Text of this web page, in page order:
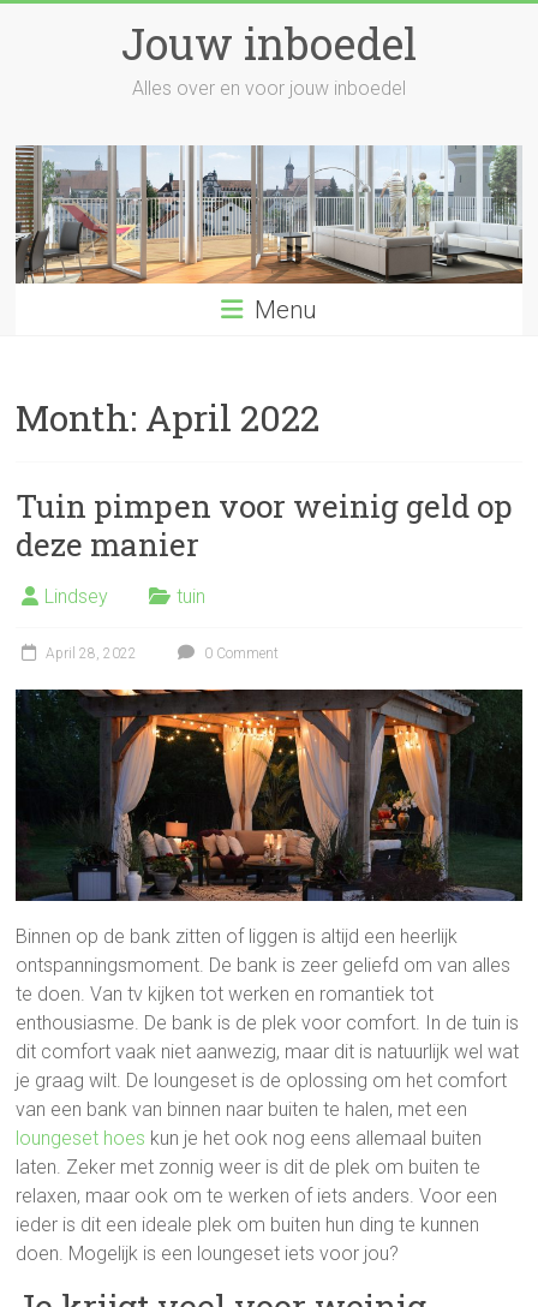
Jouw inboedel
Alles over en voor jouw inboedel
Menu
Month: April 2022
Tuin pimpen voor weinig geld op
deze manier
Lindsey tuin
April 28, 2022 0 Comment
Binnen op de bank zitten of liggen is altijd een heerlijk
ontspanningsmoment. De bank is zeer geliefd om van alles
te doen. Van tv kijken tot werken en romantiek tot
enthousiasme. De bank is de plek voor comfort. In de tuin is
dit comfort vaak niet aanwezig, maar dit is natuurlijk wel wat
je graag wilt. De loungeset is de oplossing om het comfort
van een bank van binnen naar buiten te halen, met een
loungeset hoes kun je het ook nog eens allemaal buiten
laten. Zeker met zonnig weer is dit de plek om buiten te
relaxen, maar ook om te werken of iets anders. Voor een
ieder is dit een ideale plek om buiten hun ding te kunnen
doen. Mogelijk is een loungeset iets voor jou?